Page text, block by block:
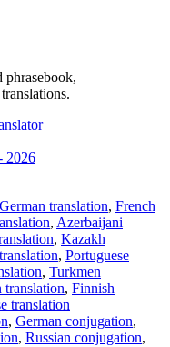
phrasebook,
2026
German translation, French
, Azerbaijani
, Kazakh
, Portuguese
, Turkmen
, Finnish
translation
, German conjugation,
, Russian conjugation,